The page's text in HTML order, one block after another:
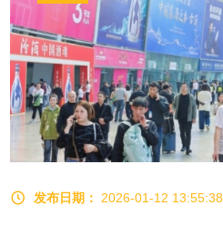
发布日期： 2026-01-12 13:55:38